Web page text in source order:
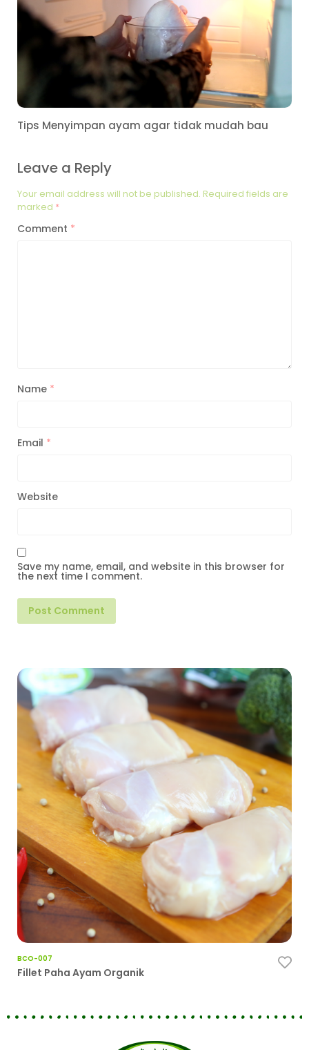
Tips Menyimpan ayam agar tidak mudah bau
Leave a Reply
Your email address will not be published. Required fields are
marked *
Comment *
Name *
Email *
Website
Save my name, email, and website in this browser for
the next time I comment.
BCO-007
Fillet Paha Ayam Organik